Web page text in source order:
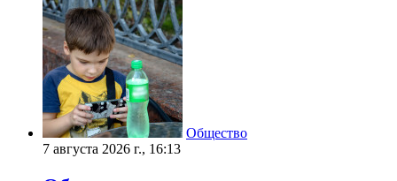
Общество
7 августа 2026 г., 16:13